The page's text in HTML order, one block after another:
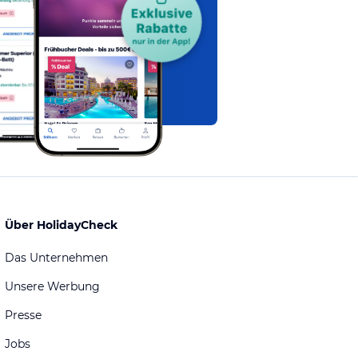
Über HolidayCheck
Das Unternehmen
Unsere Werbung
Presse
Jobs